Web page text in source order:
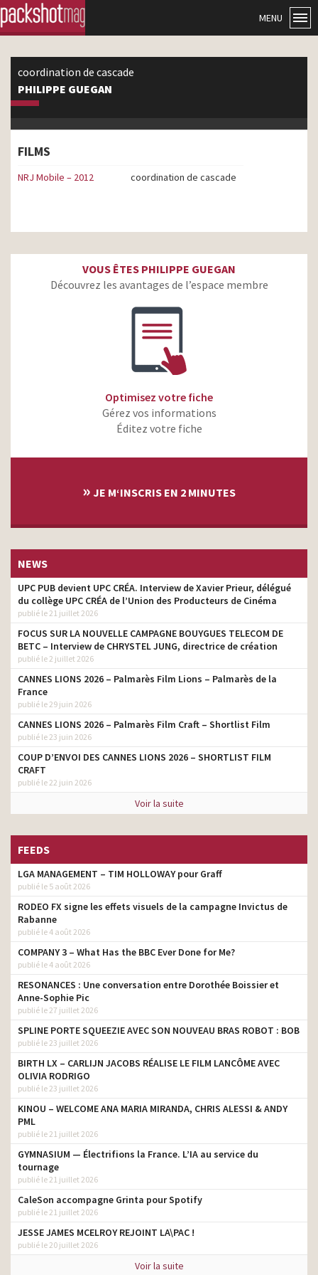
MENU
coordination de cascade
PHILIPPE GUEGAN
FILMS
NRJ Mobile – 2012 coordination de cascade
VOUS ÊTES PHILIPPE GUEGAN
Découvrez les avantages de l’espace membre
Optimisez votre fiche
Gérez vos informations
Éditez votre fiche
» JE M‘INSCRIS EN 2 MINUTES
NEWS
UPC PUB devient UPC CRÉA. Interview de Xavier Prieur, délégué
du collège UPC CRÉA de l’Union des Producteurs de Cinéma
publié le 21 juillet 2026
FOCUS SUR LA NOUVELLE CAMPAGNE BOUYGUES TELECOM DE
BETC – Interview de CHRYSTEL JUNG, directrice de création
publié le 2 juillet 2026
CANNES LIONS 2026 – Palmarès Film Lions – Palmarès de la
France
publié le 29 juin 2026
CANNES LIONS 2026 – Palmarès Film Craft – Shortlist Film
publié le 23 juin 2026
COUP D’ENVOI DES CANNES LIONS 2026 – SHORTLIST FILM
CRAFT
publié le 22 juin 2026
Voir la suite
FEEDS
LGA MANAGEMENT – TIM HOLLOWAY pour Graff
publié le 5 août 2026
RODEO FX signe les effets visuels de la campagne Invictus de
Rabanne
publié le 4 août 2026
COMPANY 3 – What Has the BBC Ever Done for Me?
publié le 4 août 2026
RESONANCES : Une conversation entre Dorothée Boissier et
Anne-Sophie Pic
publié le 27 juillet 2026
SPLINE PORTE SQUEEZIE AVEC SON NOUVEAU BRAS ROBOT : BOB
publié le 23 juillet 2026
BIRTH LX – CARLIJN JACOBS RÉALISE LE FILM LANCÔME AVEC
OLIVIA RODRIGO
publié le 23 juillet 2026
KINOU – WELCOME ANA MARIA MIRANDA, CHRIS ALESSI & ANDY
PML
publié le 21 juillet 2026
GYMNASIUM — Électrifions la France. L’IA au service du
tournage
publié le 21 juillet 2026
CaleSon accompagne Grinta pour Spotify
publié le 21 juillet 2026
JESSE JAMES MCELROY REJOINT LA\PAC !
publié le 20 juillet 2026
Voir la suite